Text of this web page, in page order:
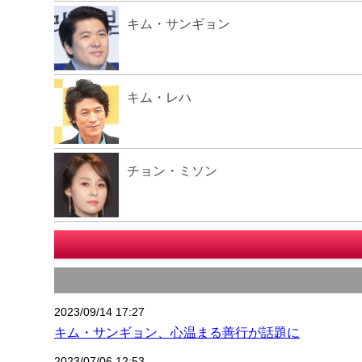
キム・サンギョン
キム・レハ
チョン・ミソン
2023/09/14 17:27
キム・サンギョン、心温まる善行が話題に